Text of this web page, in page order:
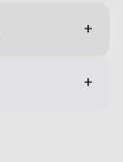
+
+